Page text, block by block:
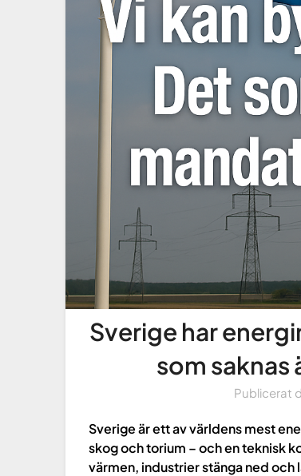
Sverige har
som saknas
Publicerat
Sverige är ett av världens mest
skog och torium – och en teknisk
värmen, industrier stänga ned